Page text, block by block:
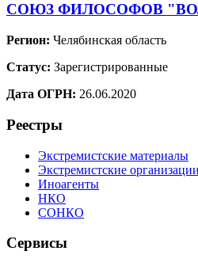
СОЮЗ ФИЛОСОФОВ
Регион: Челябинская область
Статус: Зарегистрированные
Дата ОГРН: 26.06.2020
Реестры
Экстремистские материалы
Экстремистские организации
Иноагенты
НКО
СОНКО
Сервисы